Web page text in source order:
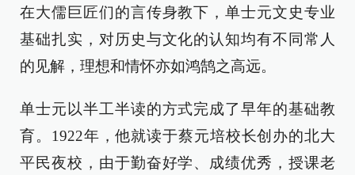
在大儒巨匠们的言传身教下，单士元文史专业
基础扎实，对历史与文化的认知均有不同常人
的见解，理想和情怀亦如鸿鹄之高远。
单士元以半工半读的方式完成了早年的基础教
育。1922年，他就读于蔡元培校长创办的北大
平民夜校，由于勤奋好学、成绩优秀，授课老